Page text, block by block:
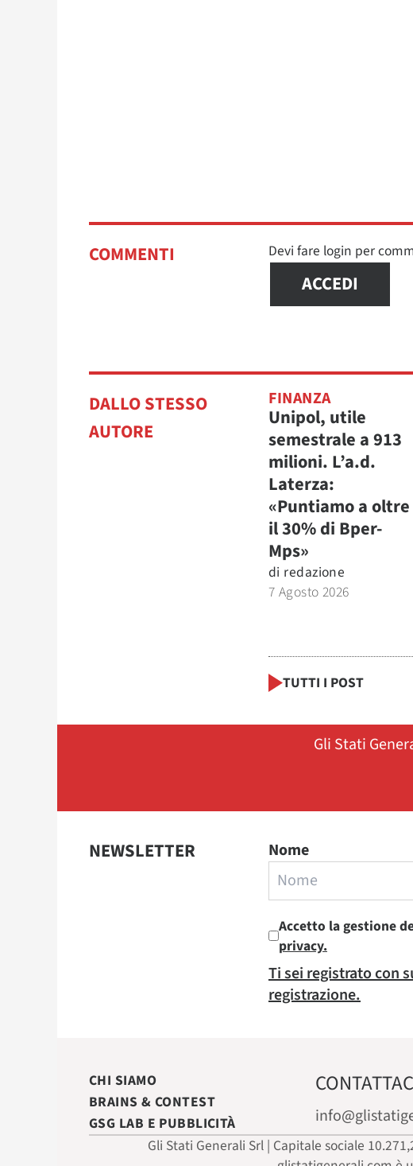
COMMENTI Devi fare login per
ACCEDI
DALLO STESSO
AUTORE
FINANZA
Unipol, utile
semestrale a 913
milioni. L’a.d.
Laterza:
«Puntiamo a oltre
il 30% di Bper-
Mps»
di redazione
7 Agosto 2026
TUTTI I POST
Gli Stati
NEWSLETTER Nome
Accetto la gestione
privacy.
Ti sei registrato con
registrazione.
CHI SIAMO
BRAINS & CONTEST
GSG LAB E PUBBLICITÀ
Gli Stati Generali Srl | Capitale sociale